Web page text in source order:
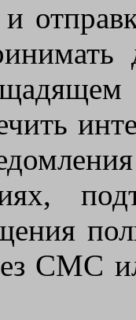
СМС